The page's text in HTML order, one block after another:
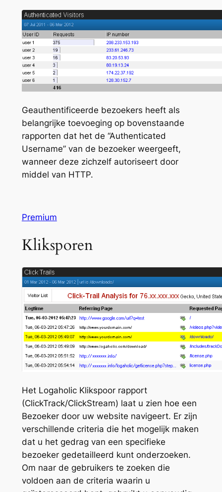
Geauthentificeerde bezoekers heeft als
belangrijke toevoeging op bovenstaande
rapporten dat het de “Authenticated
Username” van de bezoeker weergeeft,
wanneer deze zichzelf autoriseert door
middel van HTTP.
Premium
Kliksporen
Het Logaholic Klikspoor rapport
(ClickTrack/ClickStream) laat u zien hoe een
Bezoeker door uw website navigeert. Er zijn
verschillende criteria die het mogelijk maken
dat u het gedrag van een specifieke
bezoeker gedetailleerd kunt onderzoeken.
Om naar de gebruikers te zoeken die
voldoen aan de criteria waarin u